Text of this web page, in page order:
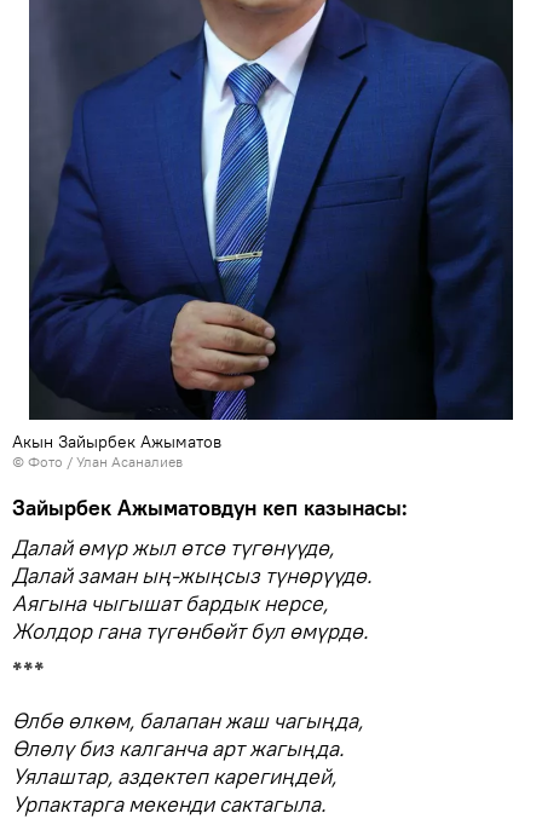
Акын Зайырбек Ажыматов
© Фото / Улан Асаналиев
Зайырбек Ажыматовдун кеп казынасы:
Далай өмүр жыл өтсө түгөнүүдө,
Далай заман ың-жыңсыз түнөрүүдө.
Аягына чыгышат бардык нерсе,
Жолдор гана түгөнбөйт бул өмүрдө.
***
Өлбө өлкөм, балапан жаш чагыңда,
Өлөлү биз калганча арт жагыңда.
Уялаштар, аздектеп карегиңдей,
Урпактарга мекенди сактагыла.